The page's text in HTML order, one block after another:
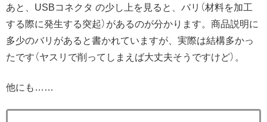
あと、USBコネクタ の少し上を見ると、バリ（材料を加工
する際に発生する突起）があるのが分かります。商品説明に
多少のバリがあると書かれていますが、実際は結構多かっ
たです（ヤスリで削ってしまえば大丈夫そうですけど）。
他にも……